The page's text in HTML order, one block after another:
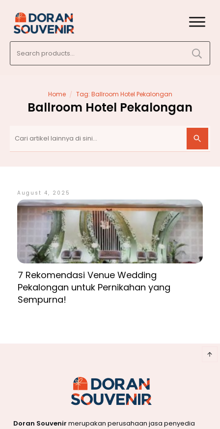
for:
Home / Tag: Ballroom Hotel Pekalongan
Ballroom Hotel Pekalongan
August 4, 2025
7 Rekomendasi Venue Wedding
Pekalongan untuk Pernikahan yang
Sempurna!
Doran Souvenir merupakan perusahaan jasa penyedia